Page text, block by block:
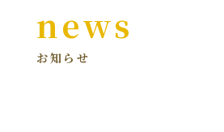
news
お知らせ